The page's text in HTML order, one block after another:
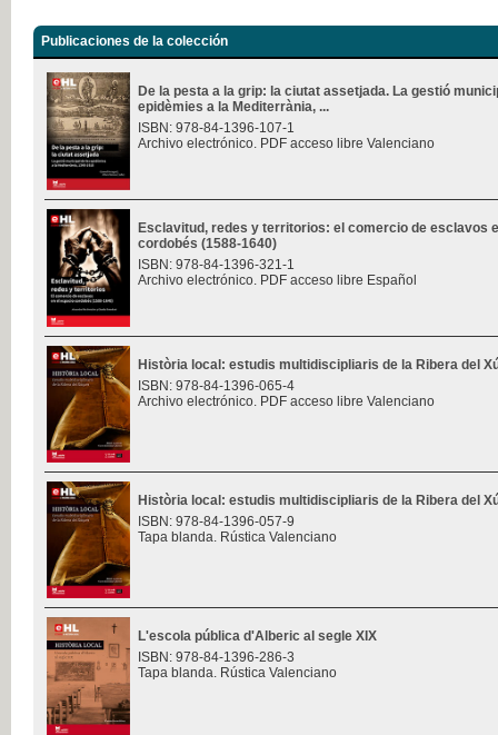
Publicaciones de la colección
De la pesta a la grip: la ciutat assetjada. La gestió
epidèmies a la Mediterrània, ...
ISBN: 978-84-1396-107-1
Archivo electrónico. PDF acceso libre Valenciano
Esclavitud, redes y territorios: el comercio de esclavos
cordobés (1588-1640)
ISBN: 978-84-1396-321-1
Archivo electrónico. PDF acceso libre Español
Història local: estudis multidiscipliaris de la Ribera del
ISBN: 978-84-1396-065-4
Archivo electrónico. PDF acceso libre Valenciano
Història local: estudis multidiscipliaris de la Ribera del
ISBN: 978-84-1396-057-9
Tapa blanda. Rústica Valenciano
L'escola pública d'Alberic al segle XIX
ISBN: 978-84-1396-286-3
Tapa blanda. Rústica Valenciano